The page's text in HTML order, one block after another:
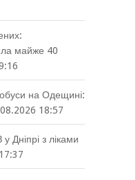
майже 40
на Одещині:
18:57
Дніпрі з ліками